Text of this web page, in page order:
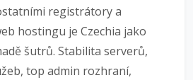
registrátory a
hostingu je Czechia jako
šutrů. Stabilita serverů,
top admin rozhraní,